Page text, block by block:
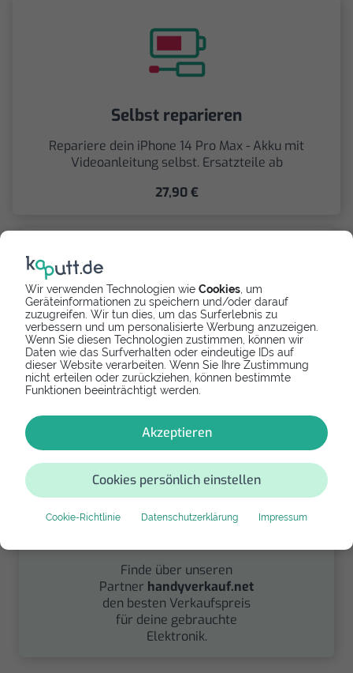
Wir verwenden Technologien wie Cookies , um
Geräteinformationen zu speichern und/oder darauf
zuzugreifen. Wir tun dies, um das Surferlebnis zu
verbessern und um personalisierte Werbung anzuzeigen.
Wenn Sie diesen Technologien zustimmen, können wir
Daten wie das Surfverhalten oder eindeutige IDs auf
dieser Website verarbeiten. Wenn Sie Ihre Zustimmung
nicht erteilen oder zurückziehen, können bestimmte
Funktionen beeinträchtigt werden.
Akzeptieren
Cookies persönlich einstellen
Cookie-Richtlinie Datenschutzerklärung Impressum
Selbst reparieren
Repariere dein iPhone 14 Pro Max - Akku mit
Videoanleitung selbst. Ersatzteile ab
27,90 €
Spenden
Spende Dein Gerät über
handysfuerdieumwelt.de
für einen guten Zweck.
Finde über unseren
Partner handyverkauf.net
den besten Verkaufspreis
für deine gebrauchte
Elektronik.